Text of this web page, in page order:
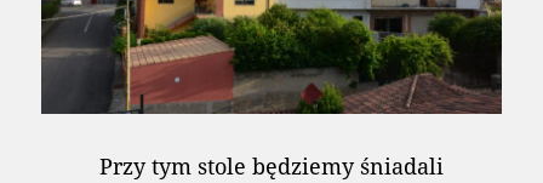
Przy tym stole będziemy śniadali